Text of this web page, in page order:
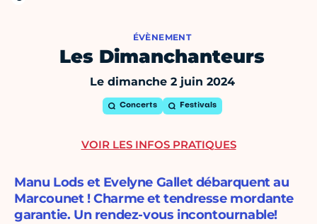
ÉVÈNEMENT
Les Dimanchanteurs
Le dimanche 2 juin 2024
Concerts Festivals
Manu Lods et Evelyne Gallet débarquent au
Marcounet ! Charme et tendresse mordante
garantie. Un rendez-vous incontournable!
VOIR LES INFOS PRATIQUES